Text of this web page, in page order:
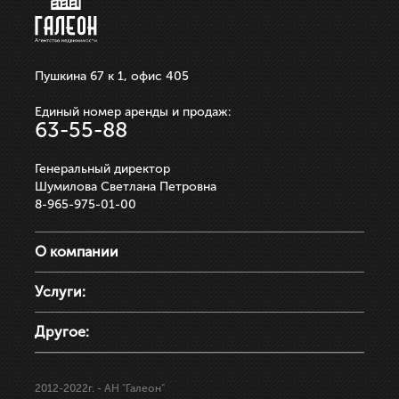
Пушкина 67 к 1, офис 405
Единый номер аренды и продаж:
63-55-88
Генеральный директор
Шумилова Светлана Петровна
8-965-975-01-00
О компании
Услуги:
Другое:
2012-2022г. - АН "Галеон"